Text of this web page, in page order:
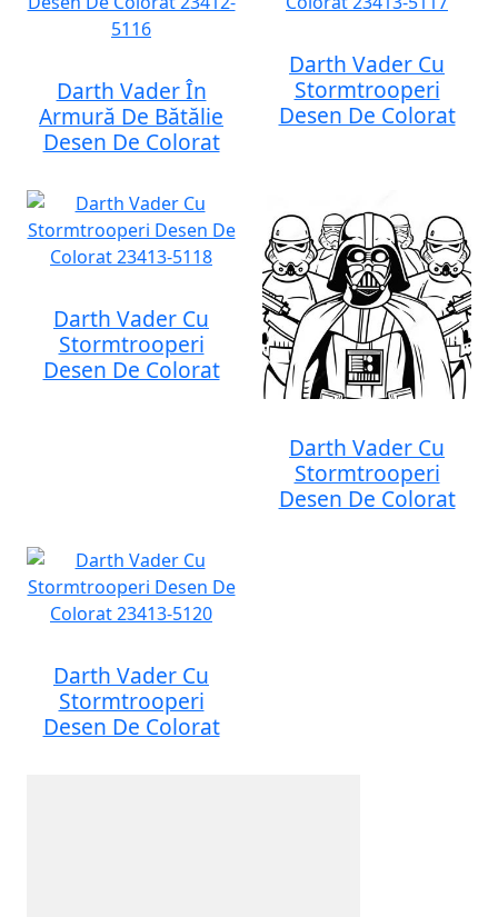
Darth Vader În
Armură De Bătălie
Desen De Colorat
Darth Vader Cu
Stormtrooperi
Desen De Colorat
Darth Vader Cu
Stormtrooperi
Desen De Colorat
Darth Vader Cu
Stormtrooperi
Desen De Colorat
Darth Vader Cu
Stormtrooperi
Desen De Colorat